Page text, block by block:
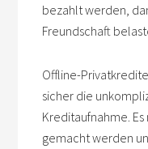
bezahlt werden,
Freundschaft
Offline-
sicher die
Kreditaufnahme.
gemacht werden